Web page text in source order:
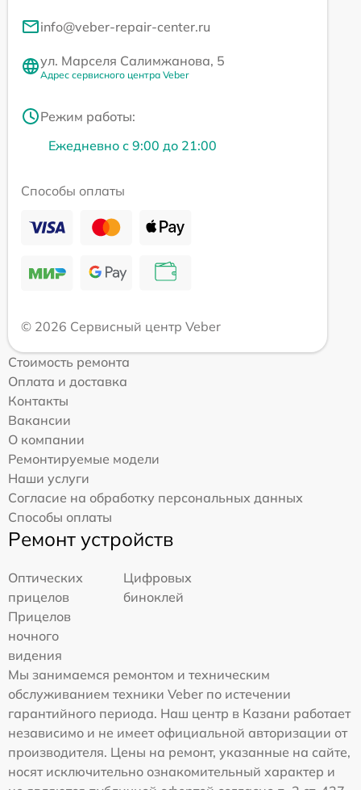
info@veber-repair-center.ru
ул. Марселя Салимжанова, 5
Адрес сервисного центра Veber
Режим работы:
Ежедневно с 9:00 до 21:00
Способы оплаты
© 2026 Сервисный центр Veber
Стоимость ремонта
Оплата и доставка
Контакты
Вакансии
О компании
Ремонтируемые модели
Наши услуги
Согласие на обработку персональных данных
Способы оплаты
Ремонт устройств
Оптических
прицелов
Цифровых
биноклей
Прицелов
ночного
видения
Мы занимаемся ремонтом и техническим
обслуживанием техники Veber по истечении
гарантийного периода. Наш центр в Казани работает
независимо и не имеет официальной авторизации от
производителя. Цены на ремонт, указанные на сайте,
носят исключительно ознакомительный характер и